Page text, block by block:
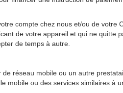
compte chez nous et/ou de votre
de votre appareil et qui ne quitte
de temps à autre.
réseau mobile ou un autre
mobile ou des services similaires à